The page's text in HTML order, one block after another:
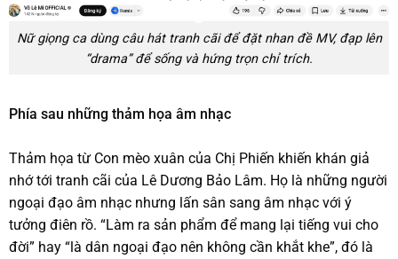
Nữ giọng ca dùng câu hát tranh cãi để đặt nhan đề MV, đạp lên
“drama” để sống và hứng trọn chỉ trích.
Phía sau những thảm họa âm nhạc
Thảm họa từ Con mèo xuân của Chị Phiến khiến khán giả
nhớ tới tranh cãi của Lê Dương Bảo Lâm. Họ là những người
ngoại đạo âm nhạc nhưng lấn sân sang âm nhạc với ý
tưởng điên rồ. “Làm ra sản phẩm để mang lại tiếng vui cho
đời” hay “là dân ngoại đạo nên không cần khắt khe”, đó là